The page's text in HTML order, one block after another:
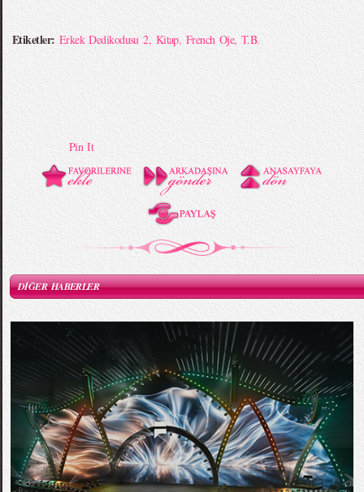
Etiketler: Erkek Dedikodusu 2, Kitap, French Oje,T.B.
Pin It
DİĞER HABERLER